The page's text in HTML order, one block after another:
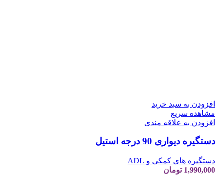
افزودن به سبد خرید
مشاهده سریع
افزودن به علاقه مندی
دستگیره دیواری 90 درجه استیل
دستگیره های کمکی و ADL
1,990,000 تومان